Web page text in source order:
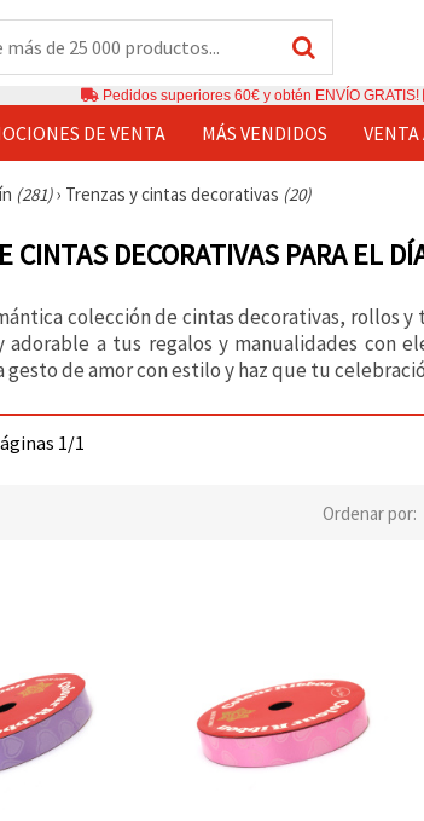
Pedidos superiores 60€ y obtén ENVÍO GRATIS!
DE VENTA MÁS VENDIDOS VENTA
(281)› Trenzas y cintas decorativas (20)
CINTAS DECORATIVAS PARA EL
colección de cintas decorativas, rollos
adorable a tus regalos y manualidades con
gesto de amor con estilo y haz que tu
1/1
Ordenar por: